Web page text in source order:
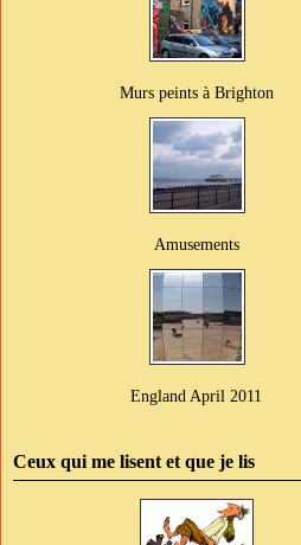
Murs peints à Brighton
Amusements
England April 2011
Ceux qui me lisent et que je lis